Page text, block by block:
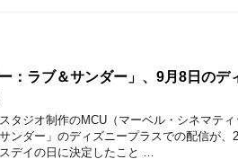
：ラブ＆サンダー」、9月8日のデ
タジオ制作のMCU（マーベル・シネマテ
ンダー」のディズニープラスでの配信が、
デイの日に決定したこと …